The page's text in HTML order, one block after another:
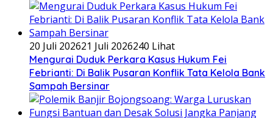
20 Juli 202621 Juli 2026240 Lihat
​Mengurai Duduk Perkara Kasus Hukum Fei
Febrianti: Di Balik Pusaran Konflik Tata Kelola Bank
Sampah Bersinar